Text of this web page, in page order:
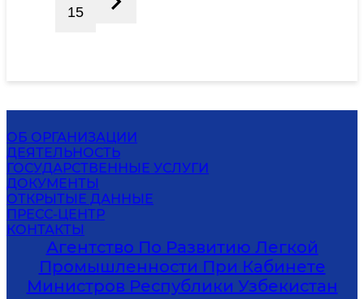
15
ОБ ОРГАНИЗАЦИИ
ДЕЯТЕЛЬНОСТЬ
ГОСУДАРСТВЕННЫЕ УСЛУГИ
ДОКУМЕНТЫ
ОТКРЫТЫЕ ДАННЫЕ
ПРЕСС-ЦЕНТР
КОНТАКТЫ
Агентство По Развитию Легкой
Промышленности При Кабинете
Министров Республики Узбекистан